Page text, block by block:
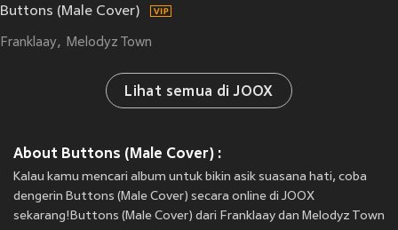
Buttons (Male Cover)
Franklaay Melodyz Town
Lihat semua di JOOX
About Buttons (Male Cover) :
Kalau kamu mencari album untuk bikin asik suasana hati, coba
dengerin Buttons (Male Cover) secara online di JOOX
sekarang!Buttons (Male Cover) dari Franklaay dan Melodyz Town